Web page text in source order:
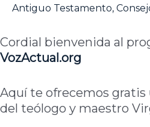
Antiguo Testamento,
Cordial bienvenida al
VozActual.org
Aquí te ofrecemos gratis
del teólogo y maestro